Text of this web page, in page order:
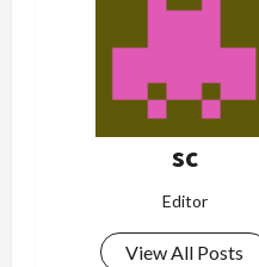
sc
Editor
View All Posts